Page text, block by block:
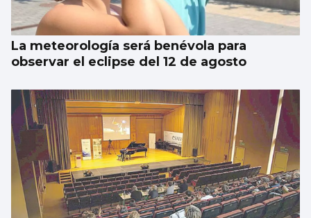
La meteorología será benévola para
observar el eclipse del 12 de agosto